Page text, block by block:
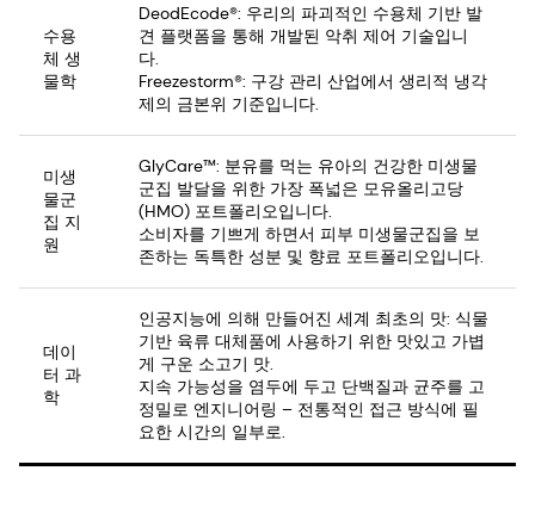
수용
체 생
물학
DeodEcode®: 우리의 파괴적인 수용체 기반 발
견 플랫폼을 통해 개발된 악취 제어 기술입니
다.
Freezestorm®: 구강 관리 산업에서 생리적 냉각
제의 금본위 기준입니다.
미생
물군
집 지
원
GlyCare™: 분유를 먹는 유아의 건강한 미생물
군집 발달을 위한 가장 폭넓은 모유올리고당
(HMO) 포트폴리오입니다.
소비자를 기쁘게 하면서 피부 미생물군집을 보
존하는 독특한 성분 및 향료 포트폴리오입니다.
데이
터 과
학
인공지능에 의해 만들어진 세계 최초의 맛: 식물
기반 육류 대체품에 사용하기 위한 맛있고 가볍
게 구운 소고기 맛.
지속 가능성을 염두에 두고 단백질과 균주를 고
정밀로 엔지니어링 – 전통적인 접근 방식에 필
요한 시간의 일부로.